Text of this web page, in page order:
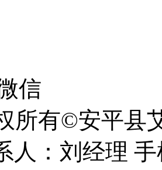
信
所有©安平
人：刘经理 手